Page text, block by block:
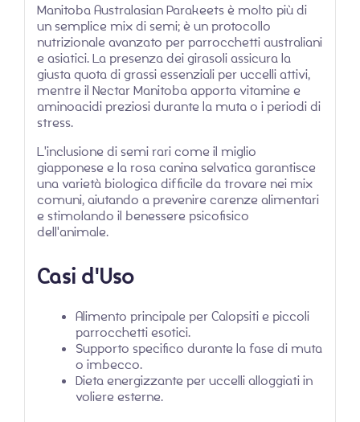
Manitoba Australasian Parakeets è molto più di
un semplice mix di semi; è un protocollo
nutrizionale avanzato per parrocchetti australiani
e asiatici. La presenza dei girasoli assicura la
giusta quota di grassi essenziali per uccelli attivi,
mentre il Nectar Manitoba apporta vitamine e
aminoacidi preziosi durante la muta o i periodi di
stress.
L'inclusione di semi rari come il miglio
giapponese e la rosa canina selvatica garantisce
una varietà biologica difficile da trovare nei mix
comuni, aiutando a prevenire carenze alimentari
e stimolando il benessere psicofisico
dell'animale.
Casi d'Uso
Alimento principale per Calopsiti e piccoli
parrocchetti esotici.
Supporto specifico durante la fase di muta
o imbecco.
Dieta energizzante per uccelli alloggiati in
voliere esterne.